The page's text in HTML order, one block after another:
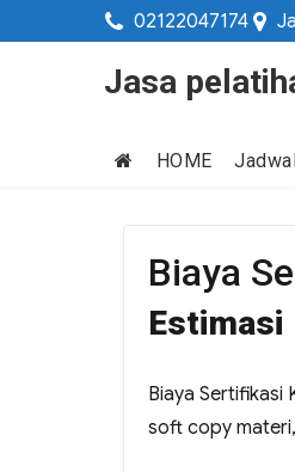
02122047174
Jasa
HOME Jadwal
Biaya
Estimasi
Biaya Sertifikasi
soft copy